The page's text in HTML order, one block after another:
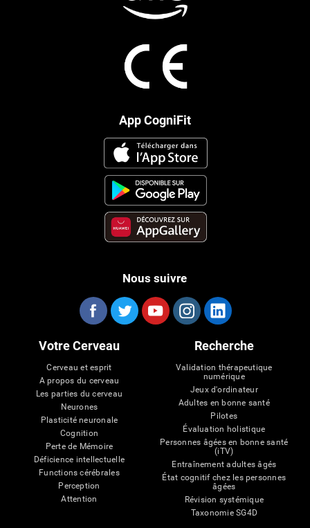
App CogniFit
Nous suivre
Votre Cerveau
Cerveau et esprit
A propos du cerveau
Les parties du cerveau
Neurones
Plasticité neuronale
Cognition
Perte de Mémoire
Déficience intellectuelle
Functions cérébrales
Perception
Attention
Recherche
Validation thérapeutique
numérique
Jeux d'ordinateur
Adultes en bonne santé
Pilotes
Évaluation holistique
Personnes âgées en bonne santé
(iTV)
Entraînement adultes âgés
État cognitif chez les personnes
âgées
Révision systémique
Taxonomie SG4D